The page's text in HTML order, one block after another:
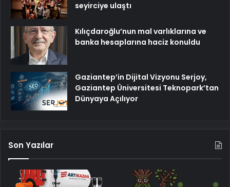
seyirciye ulaştı
Kılıçdaroğlu’nun mal varlıklarına ve
banka hesaplarına haciz konuldu
Gaziantep’in Dijital Vizyonu Serjoy,
Gaziantep Üniversitesi Teknopark’tan
Dünyaya Açılıyor
Son Yazılar